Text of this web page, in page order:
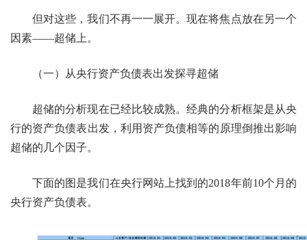
但对这些，我们不再一一展开。现在将焦点放在另一个
因素——超储上。
（一）从央行资产负债表出发探寻超储
超储的分析现在已经比较成熟。经典的分析框架是从央
行的资产负债表出发，利用资产负债相等的原理倒推出影响
超储的几个因子。
下面的图是我们在央行网站上找到的2018年前10个月的
央行资产负债表。